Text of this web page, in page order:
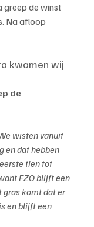
greep de winst
Na afloop
kwamen wij
de
wisten vanuit
en dat hebben
tien tot
FZO blijft een
gras komt dat er
en blijft een